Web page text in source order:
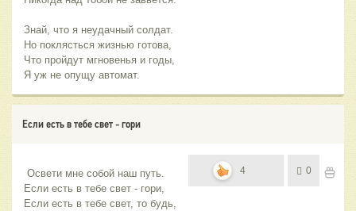
Знай, что я неудачный солдат.
Но поклясться жизнью готова,
Что пройдут мгновенья и годы,
Я уж не опущу автомат.
Если есть в тебе свет - гори
Освети мне собой наш путь.
Если есть в тебе свет - гори,
Если есть в тебе свет, то будь,
4 0